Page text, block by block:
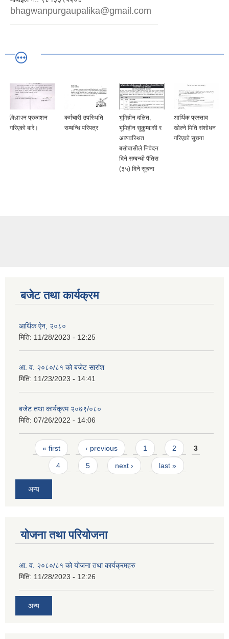
bhagwanpurgaupalika@gmail.com
विज्ञापन प्रकाशन
गरिएको बारे।
कर्मचारी उपस्थिति
सम्बन्धि परिपत्र
भूमिहीन दलित,
भूमिहीन सुकुम्बासी र
अव्यवस्थित
बसोबासीले निवेदन
दिने सम्बन्धी पैंतिस
(३५) दिने सूचना
आर्थिक प्रस्ताव
खोल्ने मिति संशोधन
गरिएको सूचना
बजेट तथा कार्यक्रम
आर्थिक ऐन, २०८०
मिति: 11/28/2023 - 12:25
आ. व. २०८०/८१ को बजेट सारांश
मिति: 11/23/2023 - 14:41
बजेट तथा कार्यक्रम २०७९/०८०
मिति: 07/26/2022 - 14:06
Pages
« first ‹ previous 1 2 3
4 5 next › last »
अन्य
योजना तथा परियोजना
आ. व. २०८०/८१ को योजना तथा कार्यक्रमहरु
मिति: 11/28/2023 - 12:26
अन्य